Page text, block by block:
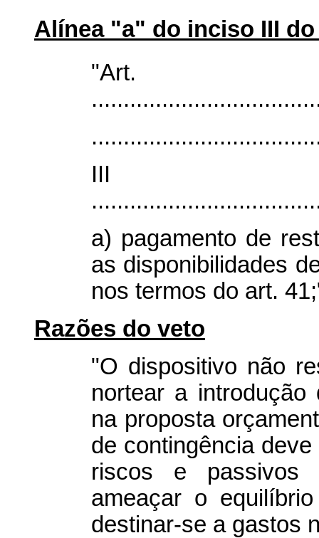
Alínea "a" do inciso III do
a) pagamento de
as disponibilidades
nos termos do art.
Razões do veto
"O dispositivo não
nortear a
na proposta
de contingência
riscos e passivos
ameaçar o
destinar-se a gastos